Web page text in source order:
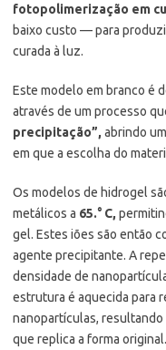
fotopolimerização em
baixo custo — para
curada à luz.
Este modelo em branco é
através de um processo
precipitação”, abrindo
em que a escolha do
Os modelos de hidrogel
metálicos a 65.° C,
gel. Estes iões são então
agente precipitante. A
densidade de
estrutura é aquecida para
nanopartículas,
que replica a forma original.